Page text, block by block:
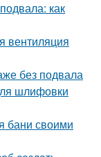
как
вентиляция
без подвала
шлифовки
бани своими